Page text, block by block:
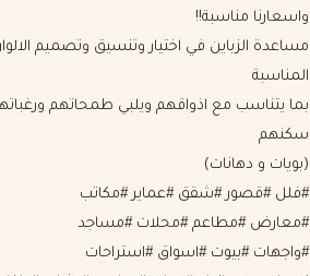
واسعارنا مناسبة!!
مساعدة الزباين في اختيار وتنسيق وتصميم
المناسبة
بما يتناسب مع اذواقهم ويلبي طمحاتهم
سكنهم
(بويات و دهانات)
#فلل #قصور #شقق #عماير #مكاتب
#معارض #مطاعم #محلات #مساجد
#واجهات #بيوت #اسواق #استراحات